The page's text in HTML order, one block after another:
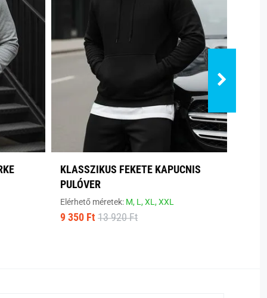
KLASSZIKUS FEKETE KAPUCNIS
PULÓVER
Elérhető méretek: M, L,XL,XXL
9 350 Ft 13 920 Ft